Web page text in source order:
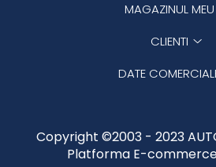
MAGAZINUL MEU
CLIENTI
DATE
Copyright ©2003 - 2023 AUTO
Platforma E-